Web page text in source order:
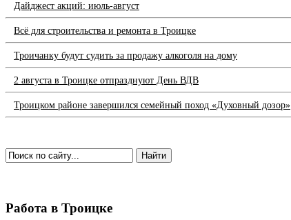
Дайджест акций: июль-август
Всё для строительства и ремонта в Троицке
Троичанку будут судить за продажу алкоголя на дому
2 августа в Троицке отпразднуют День ВДВ
Троицком районе завершился семейный поход «Духовный дозор»
Работа в Троицке